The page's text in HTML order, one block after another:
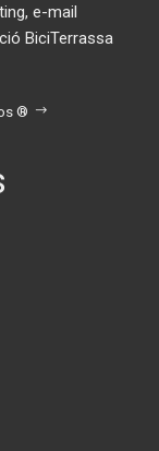
e-mail
BiciTerrassa
®